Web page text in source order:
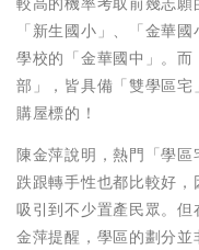
「新生國小」、「金華
學校的「金華國中」。
部」，皆具備「雙學區
購屋標的！
陳金萍說明，熱門「學
跌跟轉手性也都比較好
吸引到不少置產民眾。
金萍提醒，學區的劃分